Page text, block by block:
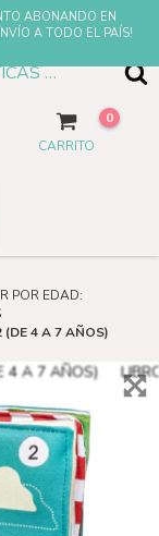
ABONANDO EN
A TODO EL PAÍS!
LIBROS DE ACTIVIDADES DIDÁCTICAS N°2 (DE 4 A 7 AÑOS)
CARRITO
0
POR EDAD:
(DE 4 A 7 AÑOS)